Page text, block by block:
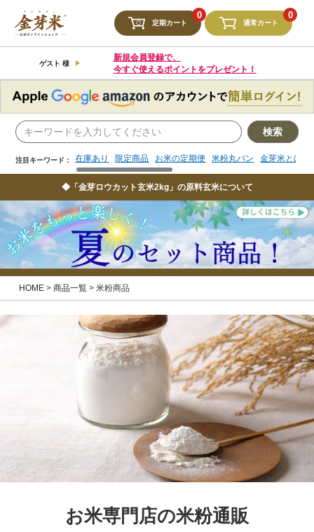
定期カート
0
通常カート
0
ゲスト 様
新規会員登録で、
今すぐ使えるポイントをプレゼント！
検索
注目キーワード： 在庫あり 限定商品 お米の定期便 米粉丸パン 金芽米とは
注目キーワード： 限定商品 お米の定期便 米粉丸パン 金芽米とは
◆「金芽ロウカット玄米2kg」の原料玄米について
HOME 商品一覧 米粉商品
お米専門店の米粉通販